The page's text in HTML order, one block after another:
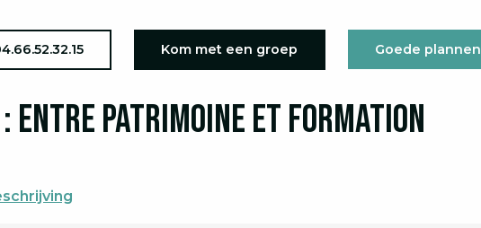
Kom met een groep Goede plannen
: entre Patrimoine et Formation